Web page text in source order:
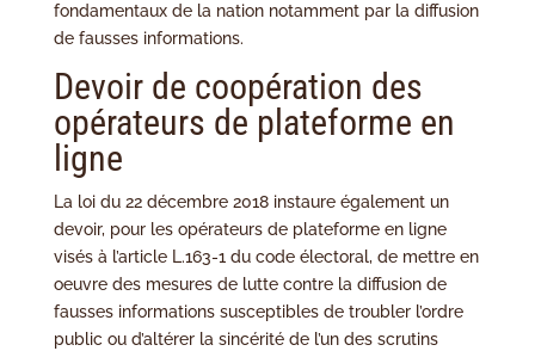
fondamentaux de la nation notamment par la diffusion
de fausses informations.
Devoir de coopération des
opérateurs de plateforme en
ligne
La loi du 22 décembre 2018 instaure également un
devoir, pour les opérateurs de plateforme en ligne
visés à l’article L.163-1 du code électoral, de mettre en
oeuvre des mesures de lutte contre la diffusion de
fausses informations susceptibles de troubler l’ordre
public ou d’altérer la sincérité de l’un des scrutins